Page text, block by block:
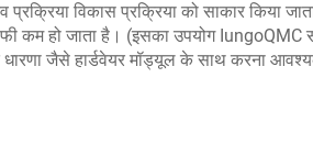
विकास प्रक्रिया को साकार किया
कम हो जाता है। (इसका उपयोग IungoQMC
धारणा जैसे हार्डवेयर मॉड्यूल के साथ करना